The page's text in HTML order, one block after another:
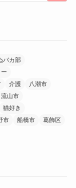
バカ部
介護
八潮市
流山市
猫好き
市 船橋市
葛飾区